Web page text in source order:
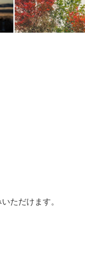
ただけます。